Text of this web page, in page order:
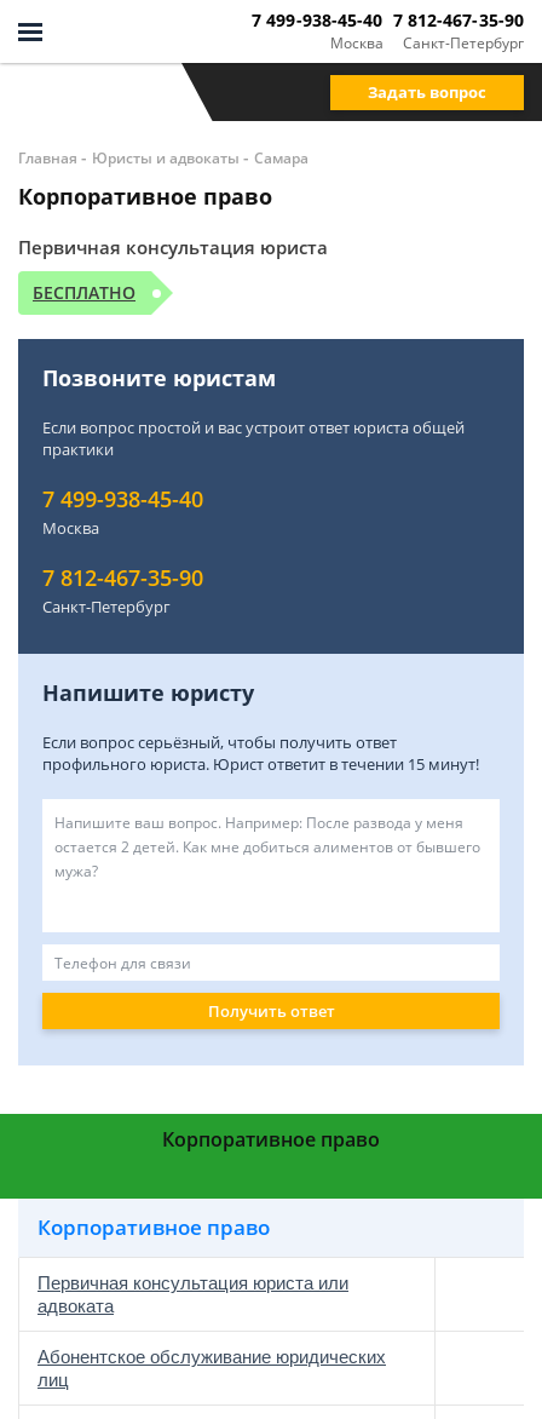
Москва
7 499-938-45-40
Санкт-Петербург
7 812-467-35-90
Задать вопрос
Главная - Юристы и адвокаты - Самара
Корпоративное право
Первичная консультация юриста
БЕСПЛАТНО
Позвоните юристам
Если вопрос простой и вас устроит ответ юриста общей
практики
7 499-938-45-40
Москва
7 812-467-35-90
Санкт-Петербург
Напишите юристу
Если вопрос серьёзный, чтобы получить ответ
профильного юриста. Юрист ответит в течении 15 минут!
Получить ответ
Корпоративное право
Корпоративное право
Первичная консультация юриста или
адвоката
Абонентское обслуживание юридических
лиц